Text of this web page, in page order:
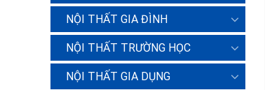
NỘI THẤT GIA ĐÌNH
NỘI THẤT TRƯỜNG HỌC
NỘI THẤT GIA DỤNG